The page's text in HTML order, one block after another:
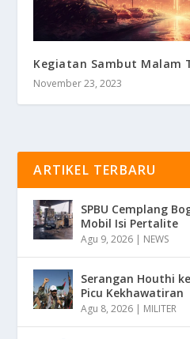
Kegiatan Sambut Malam
November 23, 2023
ARTIKEL TERBARU
SPBU Cemplang
Mobil Isi Pertalite
Agu 9, 2026 | NEWS
Serangan Houthi
Picu Kekhawatiran
Agu 8, 2026 | MILITER